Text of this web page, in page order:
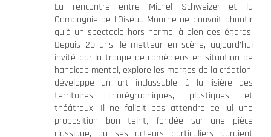
La rencontre entre Michel Schweizer et la
Compagnie de l’Oiseau-Mouche ne pouvait aboutir
qu’à un spectacle hors norme, à bien des égards.
Depuis 20 ans, le metteur en scène, aujourd’hui
invité par la troupe de comédiens en situation de
handicap mental, explore les marges de la création,
développe un art inclassable, à la lisière des
territoires chorégraphiques, plastiques et
théâtraux. Il ne fallait pas attendre de lui une
proposition bon teint, fondée sur une pièce
classique, où ses acteurs particuliers auraient